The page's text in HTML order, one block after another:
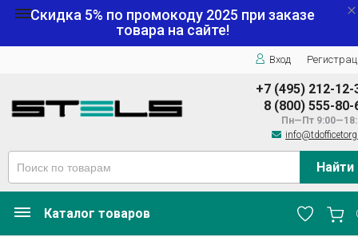
Скидка 5% по промокоду 2025 при заказе
товара на сайте!
Вход
+7 (495) 212-12-
8 (800) 555-80-
Пн—Пт
Найти
Каталог товаров